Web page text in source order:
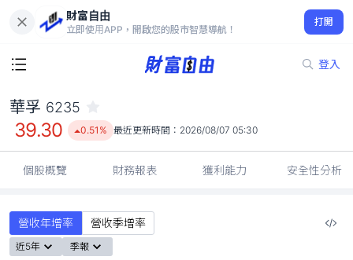
財富自由
立即使用APP，開啟您的股市智慧導航！
打開
登入
39.30
0.51%
華孚 6235
39.30 0.51% 最近更新時間： 2026/08/07 05:30
個股概覽 財務報表 獲利能力 安全性分析
營收年增率 營收季增率
近5年 季報